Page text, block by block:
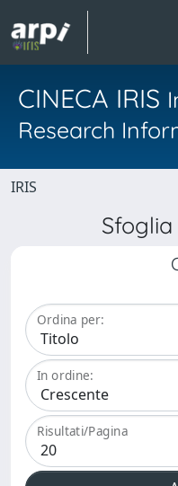
CINECA IRIS
Research
IRIS
Ordina per:
In ordine:
Risultati/Pagina